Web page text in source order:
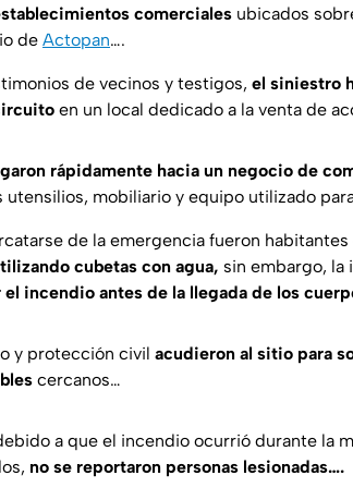
comerciales ubicados
de Actopan….
de vecinos y testigos, el siniestro
en un local dedicado a la venta de
rápidamente hacia un negocio de
mobiliario y equipo utilizado
de la emergencia fueron habitantes
cubetas con agua, sin embargo, la
incendio antes de la llegada de los
y protección civil acudieron al sitio para
cercanos…
a que el incendio ocurrió durante la
no se reportaron personas lesionadas….